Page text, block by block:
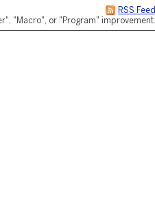
RSS Feed
"Macro", or "Program" improvement.